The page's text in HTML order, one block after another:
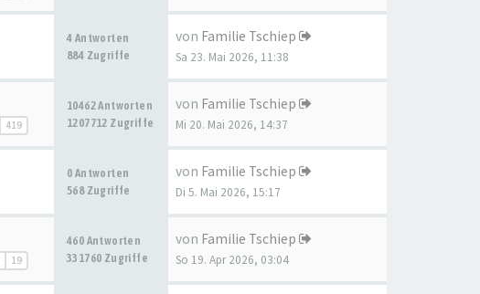
4 Antworten
884 Zugriffe
von Familie Tschiep
Sa 23. Mai 2026, 11:38
419
10462 Antworten
1207712 Zugriffe
von Familie Tschiep
Mi 20. Mai 2026, 14:37
0 Antworten
568 Zugriffe
von Familie Tschiep
Di 5. Mai 2026, 15:17
19
460 Antworten
331760 Zugriffe
von Familie Tschiep
So 19. Apr 2026, 03:04